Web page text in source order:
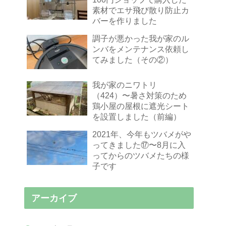
素材でエサ飛び散り防止カ
バーを作りました
調子が悪かった我が家のル
ンバをメンテナンス依頼し
てみました（その②）
我が家のニワトリ
（424）〜暑さ対策のため
鶏小屋の屋根に遮光シート
を設置しました（前編）
2021年、今年もツバメがや
ってきました⑰〜8月に入
ってからのツバメたちの様
子です
アーカイブ